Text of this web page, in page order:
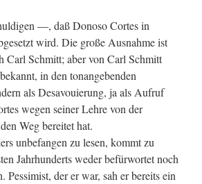
―, daß Donoso Cortes in
wird. Die große Ausnahme ist
Carl Schmitt; aber von Carl Schmitt
in den tonangebenden
als Desavouierung, ja als Aufruf
wegen seiner Lehre von der
Weg bereitet hat.
unbefangen zu lesen, kommt zu
Jahrhunderts weder befürwortet noch
Pessimist, der er war, sah er bereits ein